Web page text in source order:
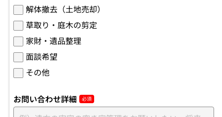
解体撤去（土地売却）
草取り・庭木の剪定
家財・遺品整理
面談希望
その他
お問い合わせ詳細